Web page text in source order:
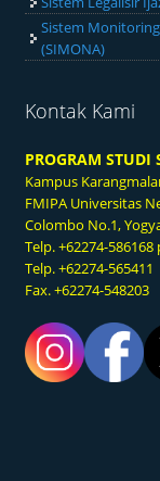
Sistem
(SIMONA)
Kontak Kami
PROGRAM
Kampus
FMIPA Universitas
Colombo No.1,
Telp. +62274-
Telp. +62274-565411
Fax. +62274-548203